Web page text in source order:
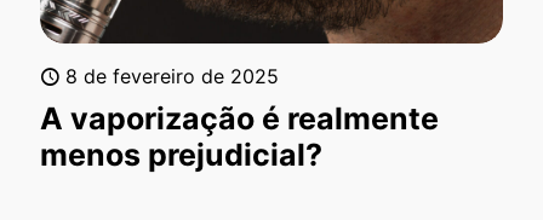
8 de fevereiro de 2025
A vaporização é realmente
menos prejudicial?